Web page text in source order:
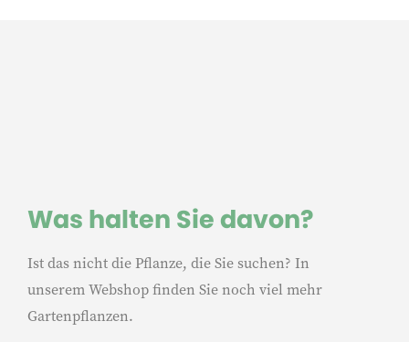
Was halten Sie davon?
Ist das nicht die Pflanze, die Sie suchen? In
unserem Webshop finden Sie noch viel mehr
Gartenpflanzen.